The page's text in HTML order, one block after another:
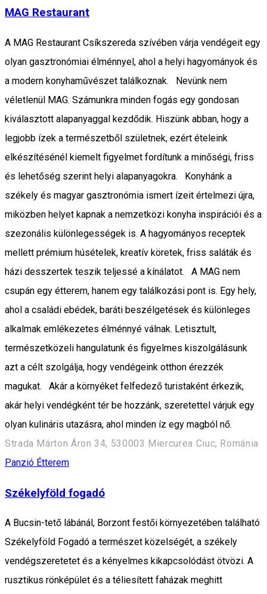
MAG Restaurant
A MAG Restaurant Csíkszereda szívében várja vendégeit egy
olyan gasztronómiai élménnyel, ahol a helyi hagyományok és
a modern konyhaművészet találkoznak. Nevünk nem
véletlenül MAG. Számunkra minden fogás egy gondosan
kiválasztott alapanyaggal kezdődik. Hiszünk abban, hogy a
legjobb ízek a természetből születnek, ezért ételeink
elkészítésénél kiemelt figyelmet fordítunk a minőségi, friss
és lehetőség szerint helyi alapanyagokra. Konyhánk a
székely és magyar gasztronómia ismert ízeit értelmezi újra,
miközben helyet kapnak a nemzetközi konyha inspirációi és a
szezonális különlegességek is. A hagyományos receptek
mellett prémium húsételek, kreatív köretek, friss saláták és
házi desszertek teszik teljessé a kínálatot. A MAG nem
csupán egy étterem, hanem egy találkozási pont is. Egy hely,
ahol a családi ebédek, baráti beszélgetések és különleges
alkalmak emlékezetes élménnyé válnak. Letisztult,
természetközeli hangulatunk és figyelmes kiszolgálásunk
azt a célt szolgálja, hogy vendégeink otthon érezzék
magukat. Akár a környéket felfedező turistaként érkezik,
akár helyi vendégként tér be hozzánk, szeretettel várjuk egy
olyan kulináris utazásra, ahol minden íz egy magból nő.
Strada Márton Áron 34, 530003 Miercurea Ciuc, Románia
Panzió Étterem
Székelyföld fogadó
A Bucsin-tető lábánál, Borzont festői környezetében található
Székelyföld Fogadó a természet közelségét, a székely
vendégszeretetet és a kényelmes kikapcsolódást ötvözi. A
rusztikus rönképület és a téliesített faházak meghitt